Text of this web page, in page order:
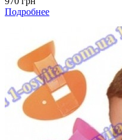
Подробнее